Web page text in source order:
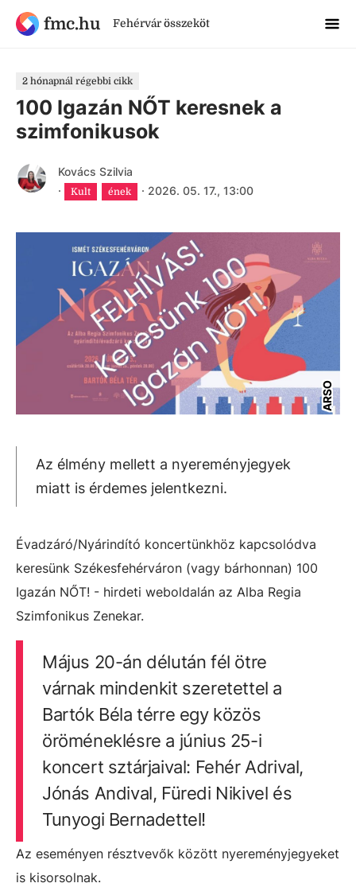
fmc.hu Fehérvár összeköt
2 hónapnál régebbi cikk
100 Igazán NŐT keresnek a
szimfonikusok
Kovács Szilvia
·
Kult ének · 2026. 05. 17., 13:00
ARSO
Az élmény mellett a nyereményjegyek
miatt is érdemes jelentkezni.
Évadzáró/Nyárindító koncertünkhöz kapcsolódva
keresünk Székesfehérváron (vagy bárhonnan) 100
Igazán NŐT! - hirdeti weboldalán az Alba Regia
Szimfonikus Zenekar.
Május 20-án délután fél ötre
várnak mindenkit szeretettel a
Bartók Béla térre egy közös
öröméneklésre a június 25-i
koncert sztárjaival: Fehér Adrival,
Jónás Andival, Füredi Nikivel és
Tunyogi Bernadettel!
Az eseményen résztvevők között nyereményjegyeket
is kisorsolnak.